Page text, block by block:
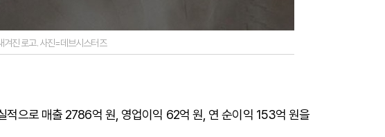
겨진 로고. 사진=데브시스터즈
적으로 매출 2786억 원, 영업이익 62억 원, 연 순이익 153억 원을